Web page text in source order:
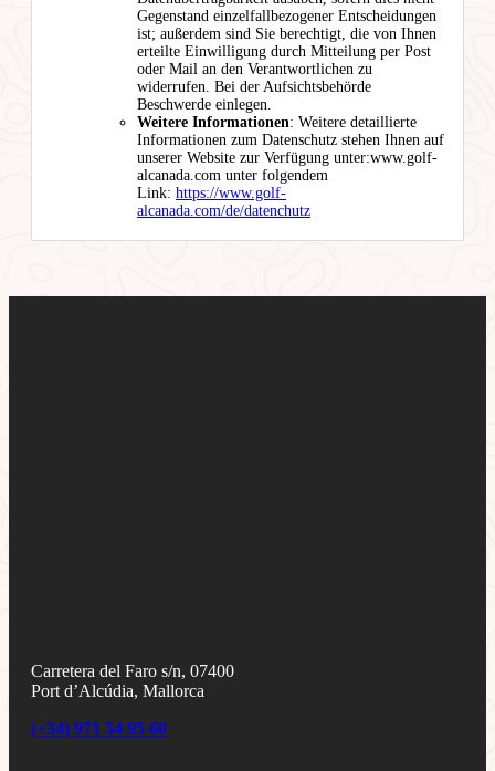
Gegenstand einzelfallbezogener Entscheidungen
ist; außerdem sind Sie berechtigt, die von Ihnen
erteilte Einwilligung durch Mitteilung per Post
oder Mail an den Verantwortlichen zu
widerrufen. Bei der Aufsichtsbehörde
Beschwerde einlegen.
Weitere Informationen: Weitere detaillierte
Informationen zum Datenschutz stehen Ihnen auf
unserer Website zur Verfügung unter:www.golf-
alcanada.com unter folgendem
Link: https://www.golf-
alcanada.com/de/datenchutz
Carretera del Faro s/n, 07400
Port d’Alcúdia, Mallorca
(+34) 971 54 95 60